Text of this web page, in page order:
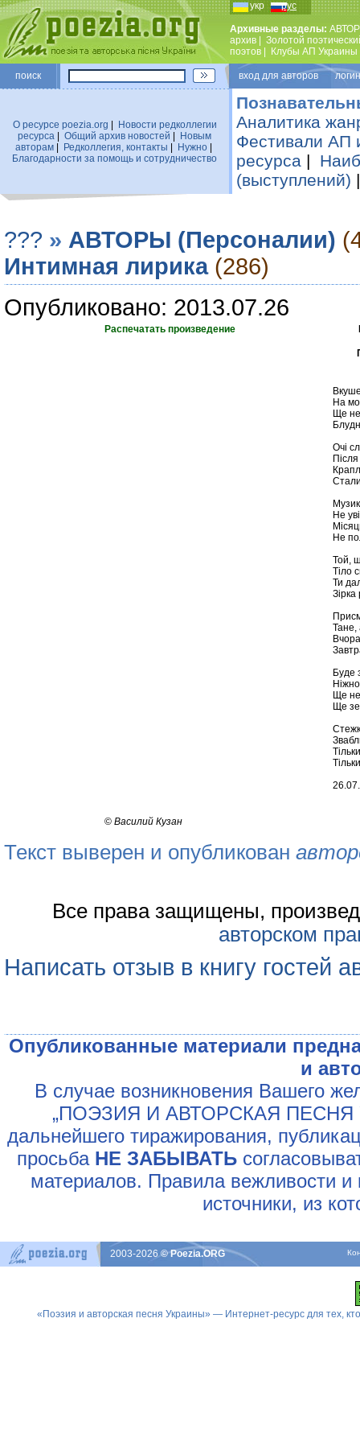
укр рус
Архивные разделы:
архив
Золотой
поэтов
Клубы АП Украины
поиск вход для авторов
О ресурсе poezia.org
Новости редколлегии
ресурса
Общий архив новостей
Новым
авторам| Редколлегия, контакты Нужно|
Благодарности за помощь и сотрудничество
Аналитика
Фестивали АП
ресурса |
(выступлений)
??? » АВТОРЫ (Персоналии)
Интимная лирика (286)
Опубликовано: 2013.07.26
Распечатать произведение
На
Ще не
Очі
Не
Не
Той,
Тіло
Ти
Зірка
Тане,
Буде
Ще
Ще
© Василий Кузан
Текст выверен и опубликован
Все права защищены,
авторском
Написать отзыв в книгу гостей
Опубликованные материали
и
В случае возникновения Вашего
„ПОЭЗИЯ И АВТОРСКАЯ ПЕСНЯ
дальнейшего тиражирования,
просьба НЕ ЗАБЫВАТЬ
материалов. Правила вежливости и
источники, из
2003-2026© Poezia.ORG
«Поэзия и авторская песня Украины» — Интернет-ресурс для тех,